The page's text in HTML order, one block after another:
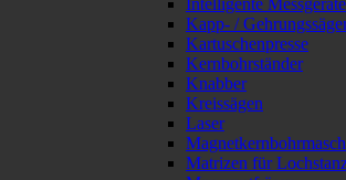
Kapp- /
Kartuschenpresse
Kernbohrständer
Knabber
Kreissägen
Laser
Matrizen für